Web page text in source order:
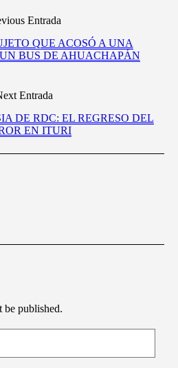
Entrada
QUE ACOSÓ A UNA
BUS DE AHUACHAPÁN
Entrada
DE RDC: EL REGRESO DEL
EN ITURI
be published.